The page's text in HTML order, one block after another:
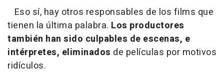
Eso sí, hay otros responsables de los films que
tienen la última palabra. Los productores
también han sido culpables de escenas, e
intérpretes, eliminados de películas por motivos
ridículos.